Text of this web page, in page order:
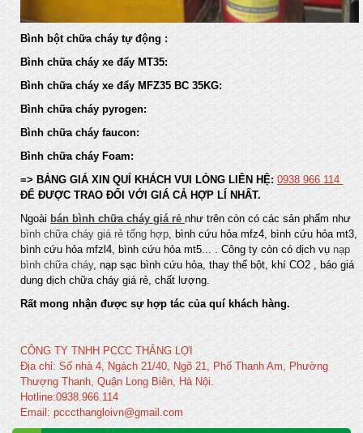
Bình bột chữa cháy tự động :
Bình chữa cháy xe đẩy MT35:
Bình chữa cháy xe đẩy MFZ35 BC 35KG:
Bình chữa cháy pyrogen:
Bình chữa cháy faucon:
Bình chữa cháy Foam:
=> BẢNG GIÁ XIN QUÍ KHÁCH VUI LÒNG LIÊN HỆ: 0938 966 114
ĐỂ ĐƯỢC TRAO ĐỔI VỚI GIÁ CẢ HỢP LÍ NHẤT.
Ngoài bán bình chữa cháy giá rẻ như trên còn có các sản phẩm như
bình chữa cháy giá rẻ tổng hợp, bình cứu hỏa mfz4, bình cứu hỏa mt3,
bình cứu hỏa mfzl4, bình cứu hỏa mt5... . Công ty còn có dịch vụ nạp
bình chữa cháy, nạp sạc bình cứu hỏa, thay thế bột, khí CO2 , báo giá
dung dịch chữa cháy giá rẻ, chất lượng.
Rất mong nhận được sự hợp tác của quí khách hàng.
CÔNG TY TNHH PCCC THẮNG LỢI
Địa chỉ: Số nhà 4, Ngách 21/40, Ngõ 21, Phố Thanh Am, Phường
Thượng Thanh, Quận Long Biên, Hà Nội.
Hotline:0938.966.114
Email: pcccthangloivn@gmail.com